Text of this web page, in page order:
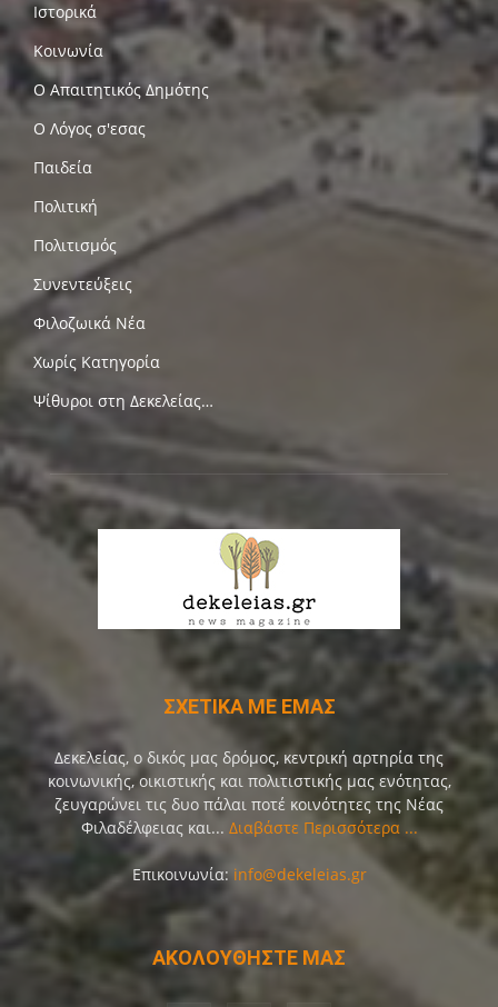
Ιστορικά
Κοινωνία
Ο Απαιτητικός Δημότης
Ο Λόγος σ'εσας
Παιδεία
Πολιτική
Πολιτισμός
Συνεντεύξεις
Φιλοζωικά Νέα
Χωρίς Κατηγορία
Ψίθυροι στη Δεκελείας…
ΣΧΕΤΙΚΑ ΜΕ ΕΜΑΣ
Δεκελείας, ο δικός μας δρόμος, κεντρική αρτηρία της
κοινωνικής, οικιστικής και πολιτιστικής μας ενότητας,
ζευγαρώνει τις δυο πάλαι ποτέ κοινότητες της Νέας
Φιλαδέλφειας και... Διαβάστε Περισσότερα ...
Επικοινωνία: info@dekeleias.gr
ΑΚΟΛΟΥΘΗΣΤΕ ΜΑΣ